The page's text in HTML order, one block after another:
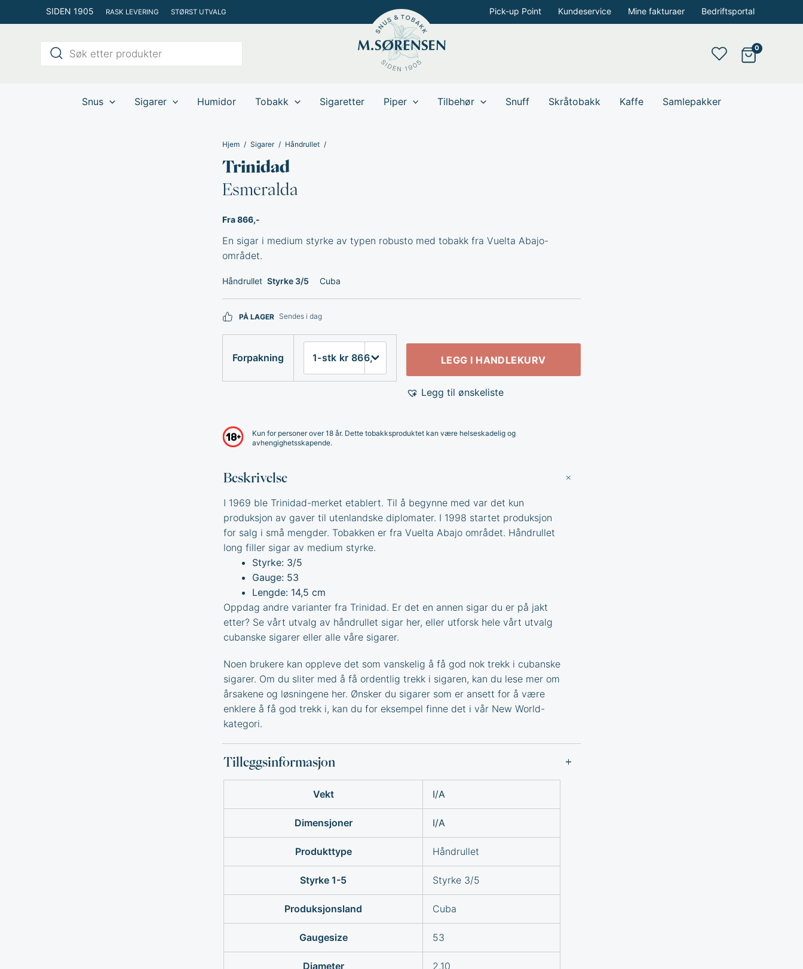
rett
SIDEN 1905 RASK LEVERING STØRST UTVALG Pick-up Point Kundeservice Mine fakturaer Bedriftsportal
Products
search
Snus Sigarer Humidor Tobakk Sigaretter Piper Tilbehør Snuff Skråtobakk Kaffe Samlepakker
Hjem Sigarer Håndrullet
Trinidad
Esmeralda
Fra 866,-
En sigar i medium styrke av typen robusto med tobakk fra Vuelta Abajo-
området.
Håndrullet Styrke 3/5 Cuba
PÅ LAGER Sendes i dag
Forpakning LEGG I HANDLEKURV
Legg til ønskeliste
Kun for personer over 18 år. Dette tobakksproduktet kan være helseskadelig og
avhengighetsskapende.
Beskrivelse
I 1969 ble Trinidad-merket etablert. Til å begynne med var det kun
produksjon av gaver til utenlandske diplomater. I 1998 startet produksjon
for salg i små mengder. Tobakken er fra Vuelta Abajo området. Håndrullet
long filler sigar av medium styrke.
Styrke: 3/5
Gauge: 53
Lengde: 14,5 cm
Oppdag andre varianter fra Trinidad. Er det en annen sigar du er på jakt
etter? Se vårt utvalg av håndrullet sigar her, eller utforsk hele vårt utvalg
cubanske sigarer eller alle våre sigarer.
Noen brukere kan oppleve det som vanskelig å få god nok trekk i cubanske
sigarer. Om du sliter med å få ordentlig trekk i sigaren, kan du lese mer om
årsakene og løsningene her. Ønsker du sigarer som er ansett for å være
enklere å få god trekk i, kan du for eksempel finne det i vår New World-
kategori.
Tilleggsinformasjon
Vekt I/A
Dimensjoner I/A
Produkttype Håndrullet
Styrke 1-5 Styrke 3/5
Produksjonsland Cuba
Gaugesize 53
Diameter 2,10